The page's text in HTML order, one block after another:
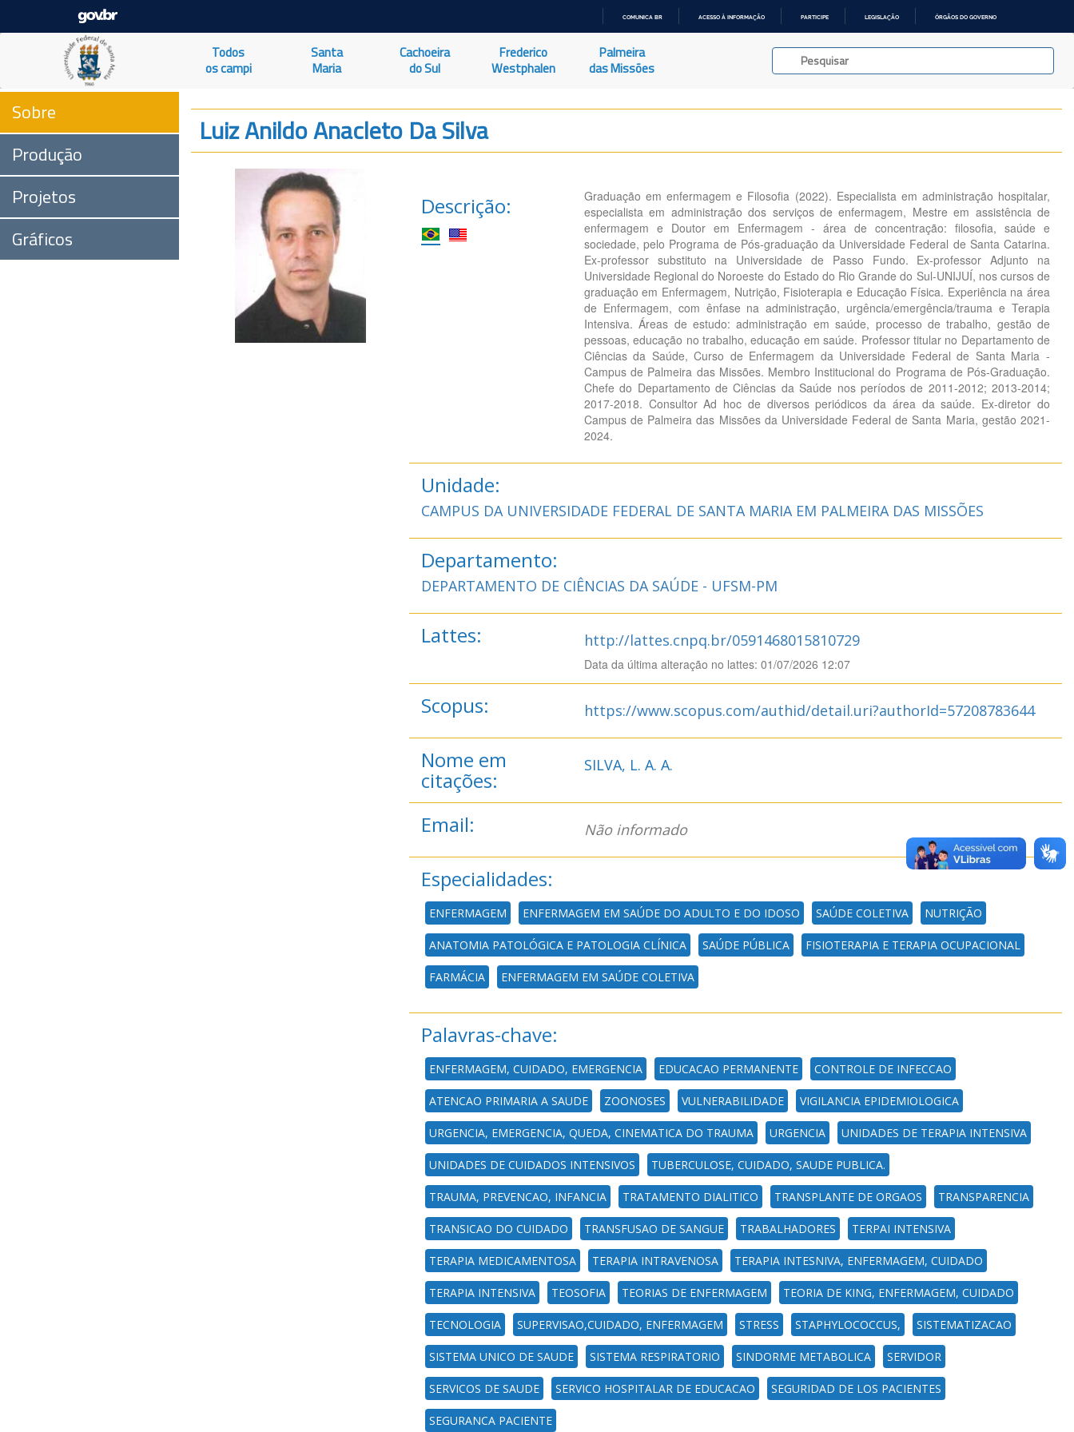
O
COMUNICA BR ACESSO À INFORMAÇÃO PARTICIPE LEGISLAÇÃO ÓRGÃOS DO GOVERNO
Todos
os campi
Santa
Maria
Cachoeira
do Sul
Frederico
Westphalen
Palmeira
das Missões
Sobre
Produção
Projetos
Gráficos
Luiz Anildo Anacleto Da Silva
Descrição:
Graduação em enfermagem e Filosofia (2022). Especialista em administração hospitalar,
especialista em administração dos serviços de enfermagem, Mestre em assistência de
enfermagem e Doutor em Enfermagem - área de concentração: filosofia, saúde e
sociedade, pelo Programa de Pós-graduação da Universidade Federal de Santa Catarina.
Ex-professor substituto na Universidade de Passo Fundo. Ex-professor Adjunto na
Universidade Regional do Noroeste do Estado do Rio Grande do Sul-UNIJUÍ, nos cursos de
graduação em Enfermagem, Nutrição, Fisioterapia e Educação Física. Experiência na área
de Enfermagem, com ênfase na administração, urgência/emergência/trauma e Terapia
Intensiva. Áreas de estudo: administração em saúde, processo de trabalho, gestão de
pessoas, educação no trabalho, educação em saúde. Professor titular no Departamento de
Ciências da Saúde, Curso de Enfermagem da Universidade Federal de Santa Maria -
Campus de Palmeira das Missões. Membro Institucional do Programa de Pós-Graduação.
Chefe do Departamento de Ciências da Saúde nos períodos de 2011-2012; 2013-2014;
2017-2018. Consultor Ad hoc de diversos periódicos da área da saúde. Ex-diretor do
Campus de Palmeira das Missões da Universidade Federal de Santa Maria, gestão 2021-
2024.
Unidade:
CAMPUS DA UNIVERSIDADE FEDERAL DE SANTA MARIA EM PALMEIRA DAS MISSÕES
Departamento:
DEPARTAMENTO DE CIÊNCIAS DA SAÚDE - UFSM-PM
Lattes: http://lattes.cnpq.br/0591468015810729
Data da última alteração no lattes: 01/07/2026 12:07
Scopus: https://www.scopus.com/authid/detail.uri?authorId=57208783644
Nome em
citações:
SILVA, L. A. A.
Email: Não informado
Especialidades:
ENFERMAGEM ENFERMAGEM EM SAÚDE DO ADULTO E DO IDOSO SAÚDE COLETIVA NUTRIÇÃO
ANATOMIA PATOLÓGICA E PATOLOGIA CLÍNICA SAÚDE PÚBLICA FISIOTERAPIA E TERAPIA OCUPACIONAL
FARMÁCIA ENFERMAGEM EM SAÚDE COLETIVA
Palavras-chave:
ENFERMAGEM, CUIDADO, EMERGENCIA EDUCACAO PERMANENTE CONTROLE DE INFECCAO
ATENCAO PRIMARIA A SAUDE ZOONOSES VULNERABILIDADE VIGILANCIA EPIDEMIOLOGICA
URGENCIA, EMERGENCIA, QUEDA, CINEMATICA DO TRAUMA URGENCIA UNIDADES DE TERAPIA INTENSIVA
UNIDADES DE CUIDADOS INTENSIVOS TUBERCULOSE, CUIDADO, SAUDE PUBLICA.
TRAUMA, PREVENCAO, INFANCIA TRATAMENTO DIALITICO TRANSPLANTE DE ORGAOS TRANSPARENCIA
TRANSICAO DO CUIDADO TRANSFUSAO DE SANGUE TRABALHADORES TERPAI INTENSIVA
TERAPIA MEDICAMENTOSA TERAPIA INTRAVENOSA TERAPIA INTESNIVA, ENFERMAGEM, CUIDADO
TERAPIA INTENSIVA TEOSOFIA TEORIAS DE ENFERMAGEM TEORIA DE KING, ENFERMAGEM, CUIDADO
TECNOLOGIA SUPERVISAO,CUIDADO, ENFERMAGEM STRESS STAPHYLOCOCCUS, SISTEMATIZACAO
SISTEMA UNICO DE SAUDE SISTEMA RESPIRATORIO SINDORME METABOLICA SERVIDOR
SERVICOS DE SAUDE SERVICO HOSPITALAR DE EDUCACAO SEGURIDAD DE LOS PACIENTES
SEGURANCA PACIENTE